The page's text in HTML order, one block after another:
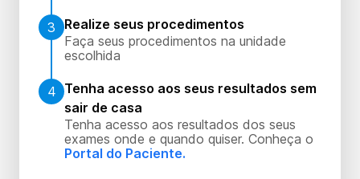
3
Realize seus procedimentos
Faça seus procedimentos na unidade
escolhida
4 Tenha acesso aos seus resultados sem
sair de casa
Tenha acesso aos resultados dos seus
exames onde e quando quiser. Conheça o
Portal do Paciente.